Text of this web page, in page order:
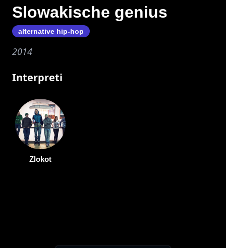
Slowakische genius
alternative hip-hop
2014
Interpreti
Zlokot